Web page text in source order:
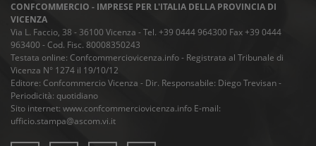
CONFCOMMERCIO - IMPRESE PER L'ITALIA DELLA PROVINCIA DI
VICENZA
Via L. Faccio, 38 - 36100 Vicenza - Tel. +39 0444 964300 Fax +39 0444
963400 - Cod. Fisc. 80008350243
Testata online: Confcommerciovicenza.info - Registrata al Tribunale di
Vicenza N° 1274 il 19/10/12
Editore: Confcommercio Vicenza - Dir. Responsabile: Diego Trevisan -
Periodicità: quotidiano
Sito internet: www.confcommerciovicenza.info E-mail:
ufficio.stampa@ascom.vi.it